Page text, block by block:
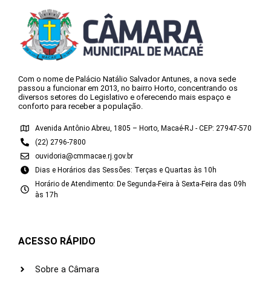
Com o nome de Palácio Natálio Salvador Antunes, a nova sede
passou a funcionar em 2013, no bairro Horto, concentrando os
diversos setores do Legislativo e oferecendo mais espaço e
conforto para receber a população.
Avenida Antônio Abreu, 1805 – Horto, Macaé-RJ - CEP: 27947-570
(22) 2796-7800
ouvidoria@cmmacae.rj.gov.br
Dias e Horários das Sessões: Terças e Quartas às 10h
Horário de Atendimento: De Segunda-Feira à Sexta-Feira das 09h
às 17h
ACESSO RÁPIDO
Sobre a Câmara